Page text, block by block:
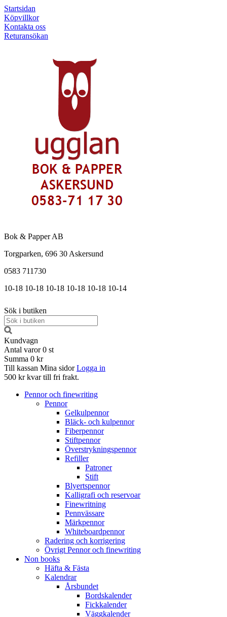
Startsidan
Köpvillkor
Kontakta oss
Returansökan
Bok & Papper AB
Torgparken, 696 30 Askersund
0583 711730
10-18 10-18 10-18 10-18 10-18 10-14
Sök i butiken
Kundvagn
Antal varor 0 st
Summa 0 kr
Till kassan Mina sidor Logga in
500 kr kvar till fri frakt.
Pennor och finewriting
Pennor
Gelkulpennor
Bläck- och kulpennor
Fiberpennor
Stiftpennor
Överstrykningspennor
Refiller
Patroner
Stift
Blyertspennor
Kalligrafi och reservoar
Finewritning
Pennvässare
Märkpennor
Whiteboardpennor
Radering och korrigering
Övrigt Pennor och finewriting
Non books
Häfta & Fästa
Kalendrar
Årsbundet
Bordskalender
Fickkalender
Väggkalender